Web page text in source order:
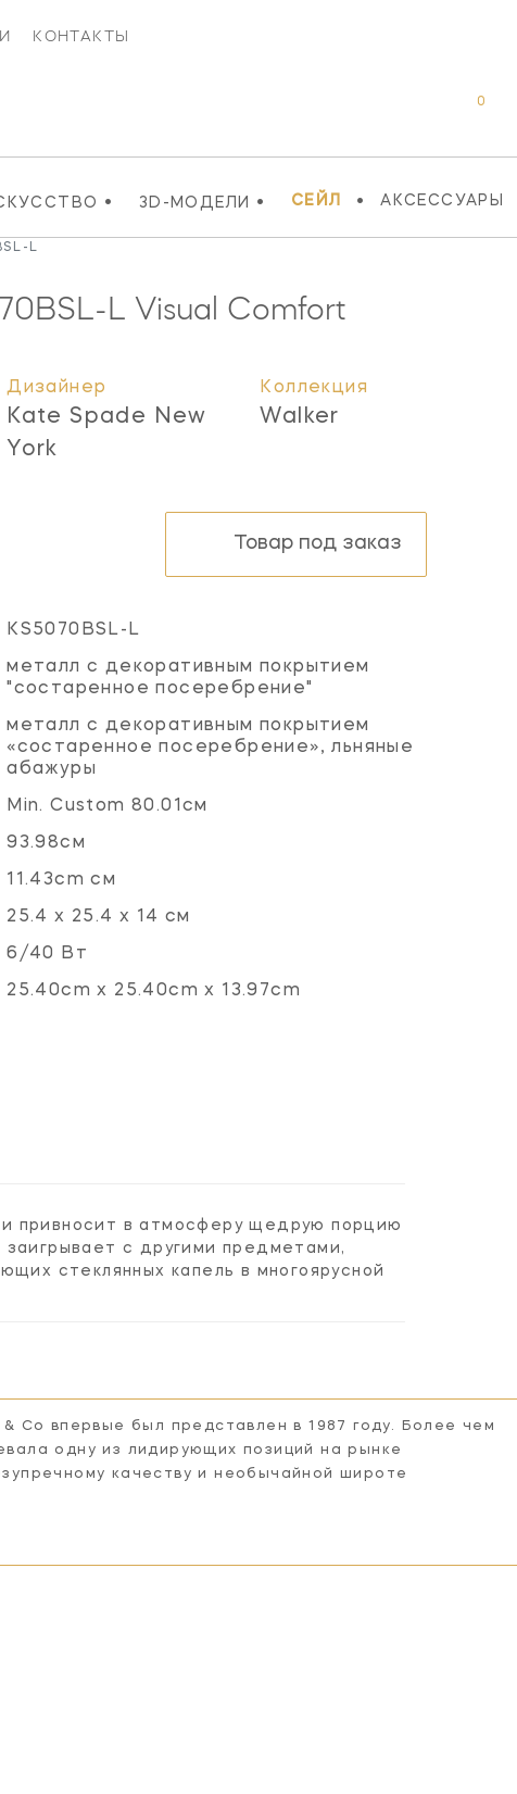
КОНТАКТЫ
• 3D-МОДЕЛИ • СЕЙЛ • АКСЕССУАРЫ
0
L
L Visual Comfort
Дизайнер
Kate Spade New
York
Коллекция
Walker
Товар под заказ
KS5070BSL-L
металл с декоративным покрытием
"состаренное посеребрение"
металл с декоративным покрытием
«состаренное посеребрение», льняные
абажуры
Min. Custom 80.01см
93.98см
11.43cm см
25.4 х 25.4 х 14 см
6/40 Вт
25.40cm x 25.40cm x 13.97cm
привносит в атмосферу щедрую порцию
заигрывает с другими предметами,
стеклянных капель в многоярусной
Co впервые был представлен в 1987 году. Более чем
одну из лидирующих позиций на рынке
качеству и необычайной широте